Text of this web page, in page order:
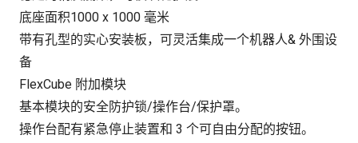
底座面积1000 x 1000 毫米
带有孔型的实心安装板，可灵活集成一个机器人& 外围设
备
FlexCube 附加模块
基本模块的安全防护锁/操作台/保护罩。
操作台配有紧急停止装置和 3 个可自由分配的按钮。